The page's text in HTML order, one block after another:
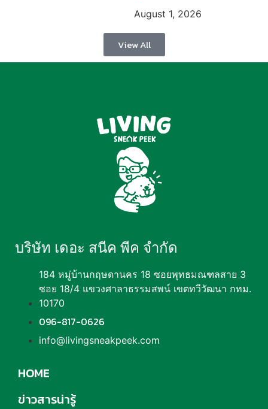
August 1, 2026
View All
บริษัท เดอะ สนีค พีค จำกัด
184 หมู่บ้านกฤษดานคร 18 ซอยพุทธมณฑลสาย 3
ซอย 18/4 แขวงศาลาธรรมสพน์ เขตทวีวัฒนา กทม.
10170
096-817-0626
info@livingsneakpeek.com
HOME
ข่าวสารน่ารู้